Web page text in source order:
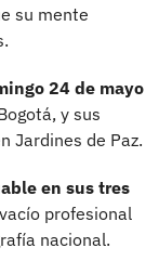
su mente
24 de mayo
y sus
Jardines de Paz.
en sus tres
profesional
nacional.